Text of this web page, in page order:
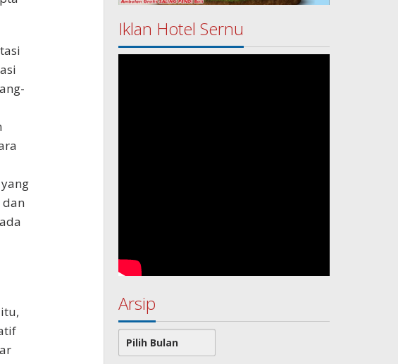
Iklan Hotel Sernu
Arsip
Arsip